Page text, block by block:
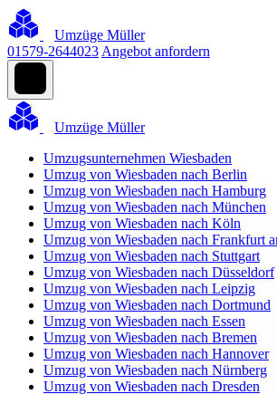
Umzüge Müller
01579-2644023 Angebot anfordern
Umzüge Müller
Umzugsunternehmen Wiesbaden
Umzug von Wiesbaden nach Berlin
Umzug von Wiesbaden nach Hamburg
Umzug von Wiesbaden nach München
Umzug von Wiesbaden nach Köln
Umzug von Wiesbaden nach Frankfurt
Umzug von Wiesbaden nach Stuttgart
Umzug von Wiesbaden nach Düsseldorf
Umzug von Wiesbaden nach Leipzig
Umzug von Wiesbaden nach Dortmund
Umzug von Wiesbaden nach Essen
Umzug von Wiesbaden nach Bremen
Umzug von Wiesbaden nach Hannover
Umzug von Wiesbaden nach Nürnberg
Umzug von Wiesbaden nach Dresden